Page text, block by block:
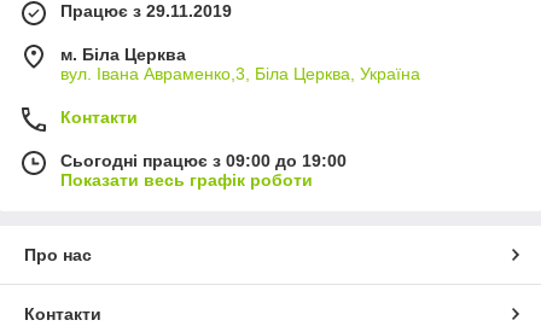
Працює з 29.11.2019
м. Біла Церква
вул. Івана Авраменко,3, Біла Церква, Україна
Контакти
Сьогодні працює з 09:00 до 19:00
Показати весь графік роботи
Про нас
Контакти